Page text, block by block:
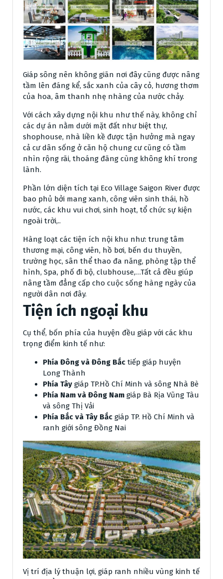
Giáp sông nên không giãn nơi đây cũng được nâng
tầm lên đáng kể, sắc xanh của cây cỏ, hương thơm
của hoa, âm thanh nhẹ nhàng của nước chảy.
Với cách xây dựng nội khu như thế này, không chỉ
các dự án nằm dưới mặt đất như biệt thự,
shophouse, nhà liền kề được tận hưởng mà ngay
cả cư dân sống ở căn hộ chung cư cũng có tầm
nhìn rộng rãi, thoáng đãng cùng không khí trong
lành.
Phần lớn diện tích tại Eco Village Saigon River được
bao phủ bởi mang xanh, công viên sinh thái, hồ
nước, các khu vui chơi, sinh hoạt, tổ chức sự kiện
ngoài trời,..
Hàng loạt các tiện ích nội khu như: trung tâm
thương mại, công viên, hồ bơi, bến du thuyền,
trường học, sân thể thao đa năng, phòng tập thể
hình, Spa, phố đi bộ, clubhouse,…Tất cả đều giúp
nâng tầm đẳng cấp cho cuộc sống hàng ngày của
người dân nơi đây.
Tiện ích ngoại khu
Cụ thể, bốn phía của huyện đều giáp với các khu
trọng điểm kinh tế như:
Phía Đông và Đông Bắc tiếp giáp huyện
Long Thành
Phía Tây giáp TP.Hồ Chí Minh và sông Nhà Bè
Phía Nam và Đông Nam giáp Bà Rịa Vũng Tàu
và sông Thị Vải
Phía Bắc và Tây Bắc giáp TP. Hồ Chí Minh và
ranh giới sông Đồng Nai
Vị trí địa lý thuận lợi, giáp ranh nhiều vùng kinh tế